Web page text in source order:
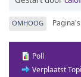
OMHOOG Pagina's
Poll
Verplaatst